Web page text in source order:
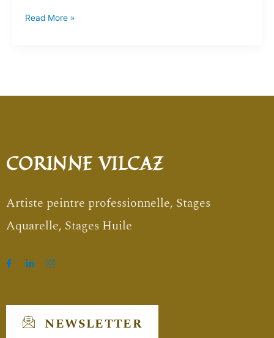
Read More »
CORINNE VILCAZ
Artiste peintre professionnelle, Stages
Aquarelle, Stages Huile
NEWSLETTER